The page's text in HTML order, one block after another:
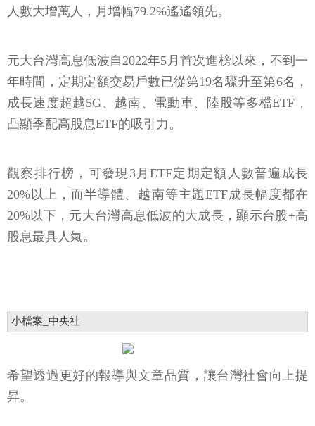
人數大增萬人，月增幅79.2%遙遙領先。
元大台灣高息低波自2022年5月首次進榜以來，不到一
年時間，定期定額交易戶數已從第19名驟升至第6名，
成長速度超越5G、越南、電動車、陸股等多檔ETF，
凸顯季配高股息ETF的吸引力。
觀察排行榜，可發現3月ETF定期定額人數普遍成長
20%以上，而半導體、越南等主題ETF成長幅度都在
20%以下，元大台灣高息低波的大成長，顯示台股+高
股息最具人氣。
小檔案_中央社
希望透過更好的報導與文章品質，讓台灣社會向上提
昇。